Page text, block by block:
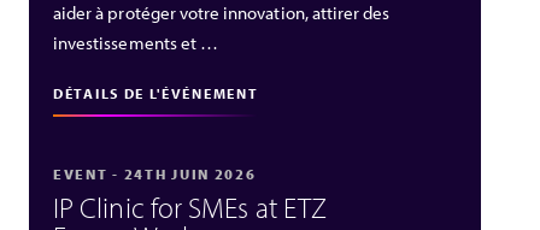
aider à protéger votre innovation, attirer des
investissements et …
DÉTAILS DE L'ÉVÉNEMENT
EVENT - 24TH JUIN 2026
IP Clinic for SMEs at ETZ